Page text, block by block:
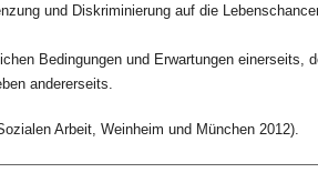
und Diskriminierung auf die
Bedingungen und Erwartungen einerseits,
andererseits.
Arbeit, Weinheim und München 2012).